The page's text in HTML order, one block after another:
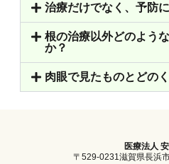
治療だけでなく、予防
根の治療以外どのよう
か？
肉眼で見たものとどの
医療法人
〒529-0231滋賀県長浜